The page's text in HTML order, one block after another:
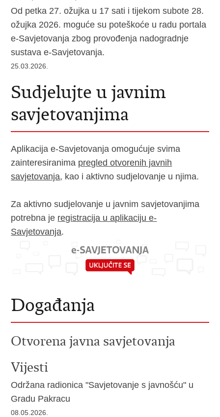
Od petka 27. ožujka u 17 sati i tijekom subote 28.
ožujka 2026. moguće su poteškoće u radu portala
e-Savjetovanja zbog provođenja nadogradnje
sustava e-Savjetovanja.
25.03.2026.
Sudjelujte u javnim
savjetovanjima
Aplikacija e-Savjetovanja omogućuje svima
zainteresiranima pregled otvorenih javnih
savjetovanja, kao i aktivno sudjelovanje u njima.
Za aktivno sudjelovanje u javnim savjetovanjima
potrebna je registracija u aplikaciju e-
Savjetovanja.
Događanja
Otvorena javna savjetovanja
Vijesti
Održana radionica "Savjetovanje s javnošću" u
Gradu Pakracu
08.05.2026.